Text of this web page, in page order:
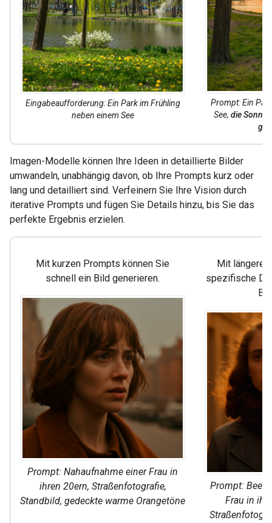
Eingabeaufforderung: Ein Park im Frühling
neben einem See
Prompt: Ein
See, die Sonne
Imagen-Modelle können Ihre Ideen in detaillierte Bilder
umwandeln, unabhängig davon, ob Ihre Prompts kurz oder
lang und detailliert sind. Verfeinern Sie Ihre Vision durch
iterative Prompts und fügen Sie Details hinzu, bis Sie das
perfekte Ergebnis erzielen.
Mit kurzen Prompts können Sie
schnell ein Bild generieren.
Prompt: Nahaufnahme einer Frau in
ihren 20ern, Straßenfotografie,
Standbild, gedeckte warme Orangetöne
Mit
spezifische
Prompt:
Frau in